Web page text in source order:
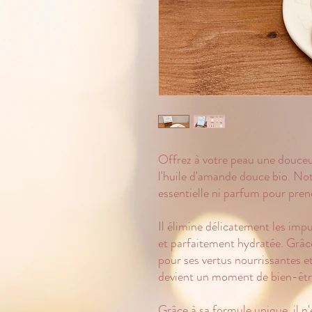
Offrez à votre peau une
l'huile d'amande douce bio.
essentielle ni parfum pour
Il élimine délicatement les
et parfaitement hydratée.
pour ses vertus nourrissantes
devient un moment de bien-